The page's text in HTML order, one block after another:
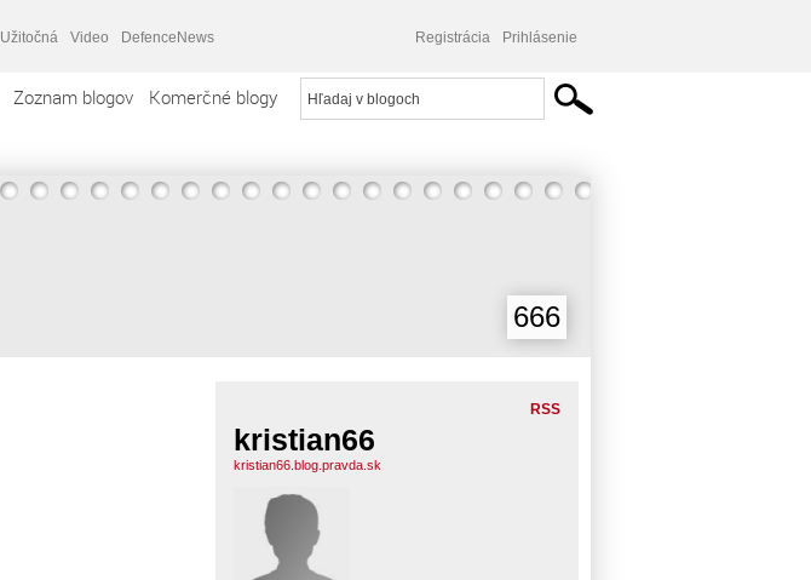
Užitočná Video DefenceNews Registrácia Prihlásenie
Zoznam blogov Komerčné blogy
666
RSS
kristian66
kristian66.blog.pravda.sk